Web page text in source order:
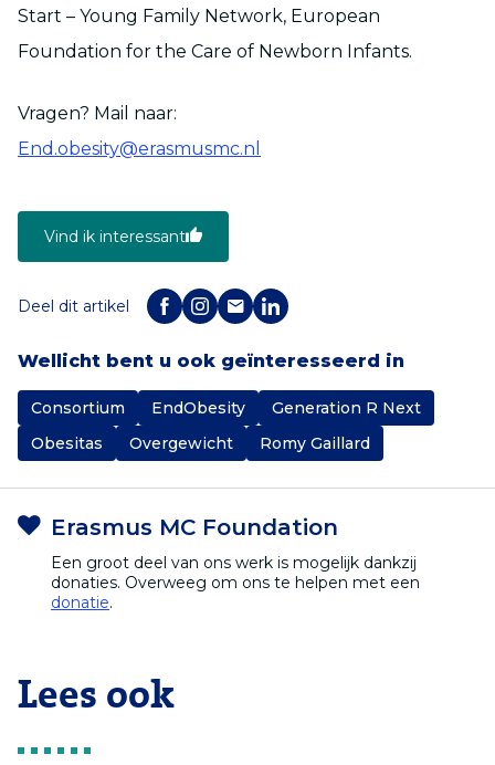
Start – Young Family Network, European
Foundation for the Care of Newborn Infants.
Vragen? Mail naar:
End.obesity@erasmusmc.nl
Vind ik interessant
Deel dit artikel
Wellicht bent u ook geïnteresseerd in
Consortium EndObesity
Generation R Next
Obesitas
Overgewicht Romy Gaillard
Erasmus MC Foundation
Een groot deel van ons werk is mogelijk dankzij
donaties. Overweeg om ons te helpen met een
donatie.
Lees ook